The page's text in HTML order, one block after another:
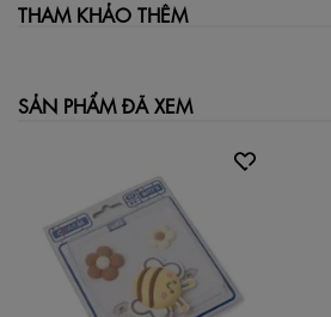
Chất liệu PVC mềm, bền đẹp, an toàn.
Chốt gài chắc chắn, dễ tháo lắp.
Thông số kỹ thuật:
Thương hiệu: Biti’s
Mã sản phẩm: AAUH04900VAG
Chất liệu: PVC mềm dẻo
THAM KHẢO THÊM
SẢN PHẨM ĐÃ XEM